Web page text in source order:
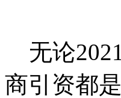
无论
商引资都